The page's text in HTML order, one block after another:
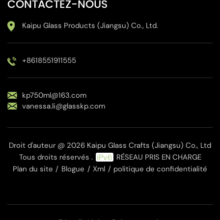
CONTACTEZ-NOUS
Kaipu Glass Products (Jiangsu) Co., Ltd.
+8618551911555
kp750ml@163.com
vanessa.li@glasskp.com
Droit d'auteur @ 2026 Kaipu Glass Crafts (Jiangsu) Co., Ltd
Tous droits réservés .
RÉSEAU PRIS EN CHARGE
Plan du site / Blogue / Xml / politique de confidentialité